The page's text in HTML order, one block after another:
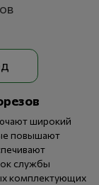
широкий
повышают
службы
комплектующих